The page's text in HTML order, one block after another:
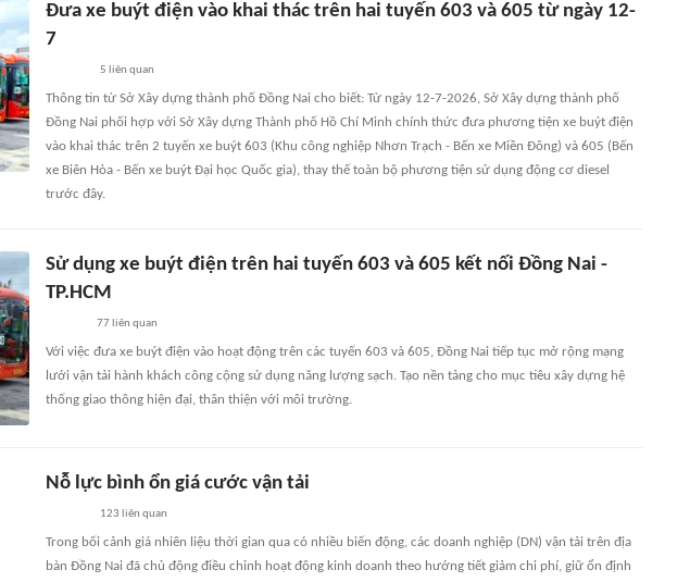
Đưa xe buýt điện vào khai thác trên hai tuyến 603 và 605 từ ngày 12-
7
5 liên quan
Thông tin từ Sở Xây dựng thành phố Đồng Nai cho biết: Từ ngày 12-7-2026, Sở Xây dựng thành phố
Đồng Nai phối hợp với Sở Xây dựng Thành phố Hồ Chí Minh chính thức đưa phương tiện xe buýt điện
vào khai thác trên 2 tuyến xe buýt 603 (Khu công nghiệp Nhơn Trạch - Bến xe Miền Đông) và 605 (Bến
xe Biên Hòa - Bến xe buýt Đại học Quốc gia), thay thế toàn bộ phương tiện sử dụng động cơ diesel
trước đây.
Sử dụng xe buýt điện trên hai tuyến 603 và 605 kết nối Đồng Nai -
TP.HCM
77liên quan
Với việc đưa xe buýt điện vào hoạt động trên các tuyến 603 và 605, Đồng Nai tiếp tục mở rộng mạng
lưới vận tải hành khách công cộng sử dụng năng lượng sạch. Tạo nền tảng cho mục tiêu xây dựng hệ
thống giao thông hiện đại, thân thiện với môi trường.
Nỗ lực bình ổn giá cước vận tải
123 liên quan
Trong bối cảnh giá nhiên liệu thời gian qua có nhiều biến động, các doanh nghiệp (DN) vận tải trên địa
bàn Ðồng Nai đã chủ động điều chỉnh hoạt động kinh doanh theo hướng tiết giảm chi phí, giữ ổn định